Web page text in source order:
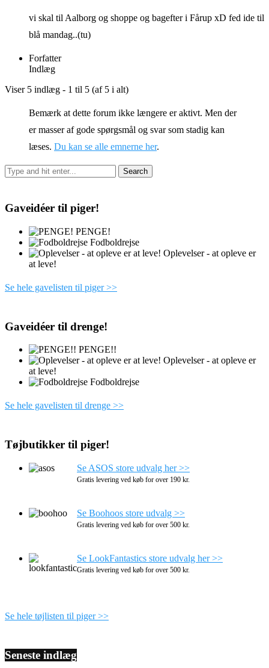
vi skal til Aalborg og shoppe og bagefter i Fårup xD fed ide til
blå mandag..(tu)
Forfatter
Indlæg
Viser 5 indlæg - 1 til 5 (af 5 i alt)
Bemærk at dette forum ikke længere er aktivt. Men der
er masser af gode spørgsmål og svar som stadig kan
læses. Du kan se alle emnerne her.
Gaveidéer til piger!
PENGE!
Fodboldrejse
Oplevelser - at opleve er
at leve!
Se hele gavelisten til piger >>
Gaveidéer til drenge!
PENGE!!
Oplevelser - at opleve er
at leve!
Fodboldrejse
Se hele gavelisten til drenge >>
Tøjbutikker til piger!
Se ASOS store udvalg her >>
Gratis levering ved køb for over 190 kr.
Se Boohoos store udvalg >>
Gratis levering ved køb for over 500 kr.
Se LookFantastics store udvalg her >>
Gratis levering ved køb for over 500 kr.
Se hele tøjlisten til piger >>
Seneste indlæg